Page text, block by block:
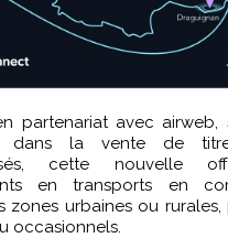
dans la vente de
cette nouvelle
en transports en
zones urbaines ou
occasionnels.